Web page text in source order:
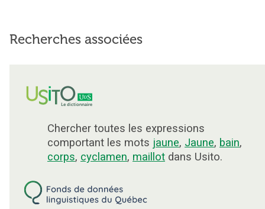
Recherches associées
Chercher toutes les expressions
comportant les mots jaune, Jaune, bain,
corps, cyclamen, maillot dans Usito.